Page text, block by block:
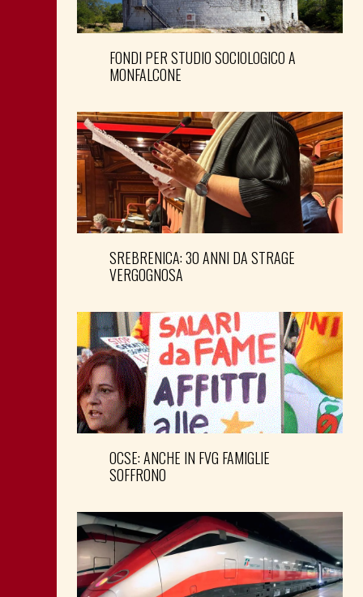
FONDI PER STUDIO SOCIOLOGICO A
MONFALCONE
SREBRENICA: 30 ANNI DA STRAGE
VERGOGNOSA
OCSE: ANCHE IN FVG FAMIGLIE
SOFFRONO